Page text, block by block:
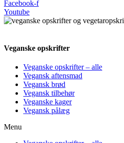
Facebook-f
Youtube
Veganske opskrifter
Veganske opskrifter – alle
Vegansk aftensmad
Vegansk brød
Vegansk tilbehør
Veganske kager
Vegansk pålæg
Menu